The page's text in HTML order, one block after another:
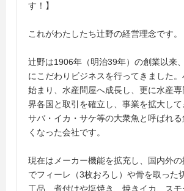
す！】
これがわたしたち辻野の経営理念です。
辻野は1906年（明治39年）の創業以来
にこだわりビジネスを行ってきました
始まり、水産問屋へ成長し、更に水産
界各国と取引を確立し、事業を拡大し
サバ・イカ・サケ等の大衆魚と呼ばれる
くなった会社です。
現在はメーカー機能を拡充し、国内外
でフィーレ（3枚おろし）や骨を取った
工品、煮付けや塩焼き、焼きイカ、ス